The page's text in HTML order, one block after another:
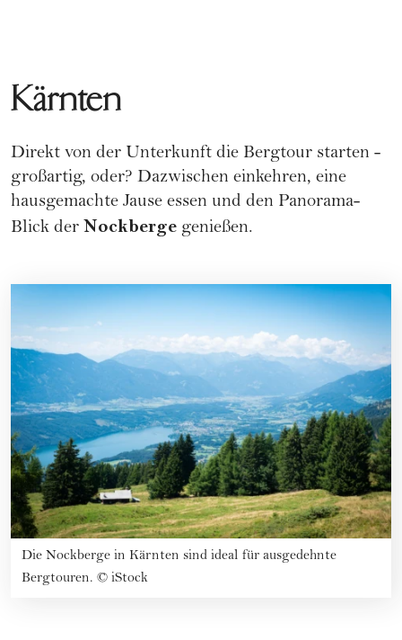
Kärnten
Direkt von der Unterkunft die Bergtour starten -
großartig, oder? Dazwischen einkehren, eine
hausgemachte Jause essen und den Panorama-
Blick der Nockberge genießen.
Die Nockberge in Kärnten sind ideal für ausgedehnte
Bergtouren. © iStock